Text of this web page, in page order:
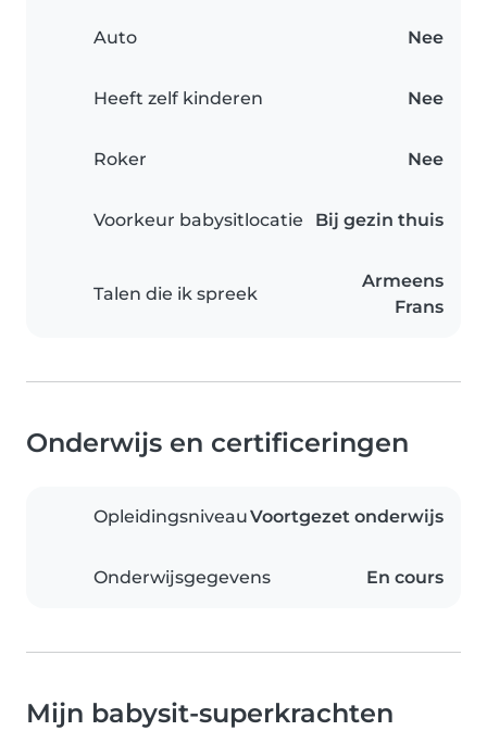
Auto Nee
Heeft zelf kinderen Nee
Roker Nee
Voorkeur babysitlocatie Bij gezin thuis
Talen die ik spreek
Armeens
Frans
Onderwijs en certificeringen
OpleidingsniveauVoortgezet onderwijs
Onderwijsgegevens En cours
Mijn babysit-superkrachten